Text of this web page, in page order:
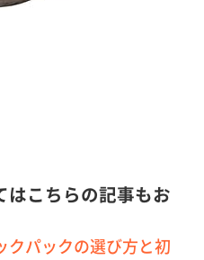
はこちらの記事もお
クパックの選び方と初